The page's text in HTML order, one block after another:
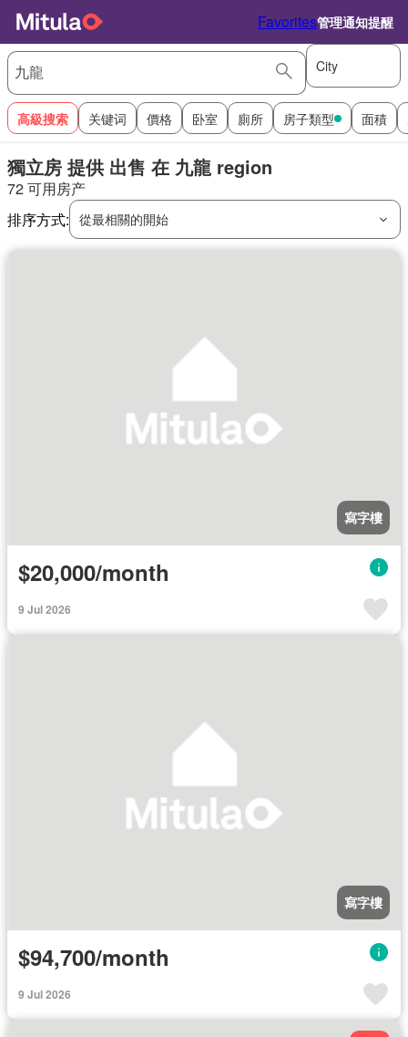
Favorites管理通知提醒
City
高級搜索 关键词 價格 卧室 廁所 房子類型 面積
獨立房 提供 出售 在 九龍 region
72 可用房产
排序方式: 從最相關的開始
寫字樓
$20,000/month
9 Jul 2026
寫字樓
$94,700/month
9 Jul 2026